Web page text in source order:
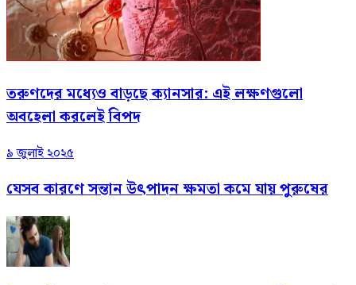
তরুণদের মধ্যেও বাড়ছে ক্যানসার: এই লক্ষণগুলো
অবহেলা করলেই বিপদ
৯ জুলাই ২০২৫
যেসব কারণে সন্তান উৎপাদন ক্ষমতা কমে যায় পুরুষের